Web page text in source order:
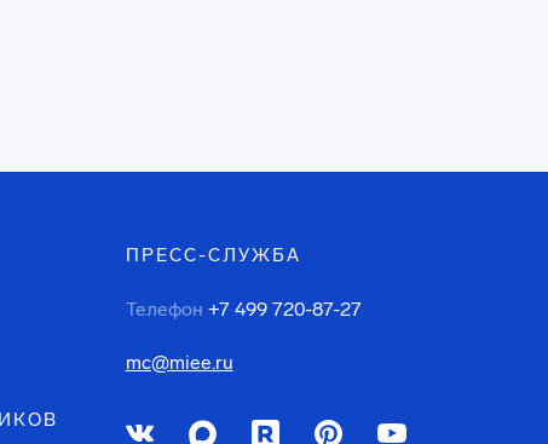
ПРЕСС-СЛУЖБА
Телефон +7 499 720-87-27
mc@miee.ru